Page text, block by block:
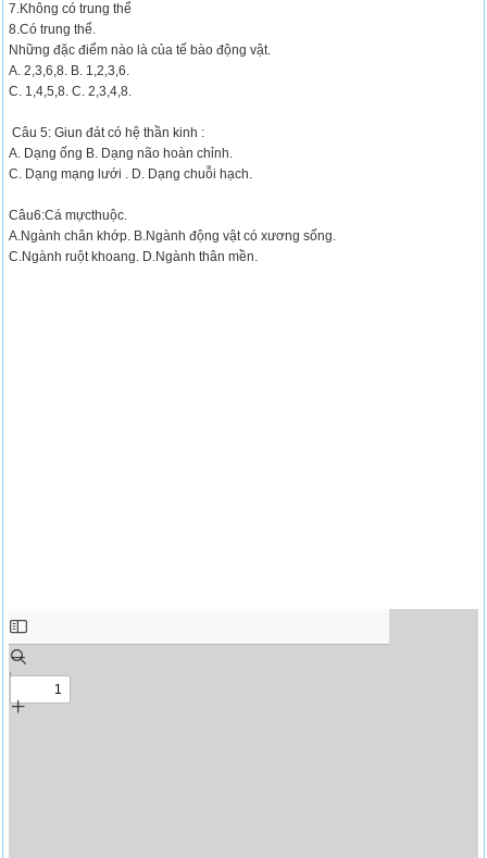
7.Không có trung thể
8.Có trung thể.
Những đặc điểm nào là của tế bào động vật.
A. 2,3,6,8. B. 1,2,3,6.
C. 1,4,5,8. C. 2,3,4,8.
Câu 5: Giun đát có hệ thần kinh :
A. Dạng ống B. Dạng não hoàn chỉnh.
C. Dạng mạng lưới . D. Dạng chuỗi hạch.
Câu6:Cá mựcthuộc.
A.Ngành chân khớp. B.Ngành động vật có xương sống.
C.Ngành ruột khoang. D.Ngành thân mền.